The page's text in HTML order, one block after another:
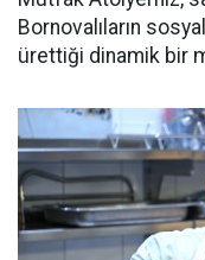
Bornovalıların
ürettiği dinamik bir